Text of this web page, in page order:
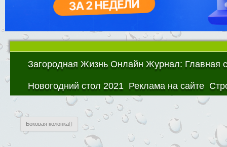
Загородная Жизнь Онлайн Журнал: Главная
Новогодний стол 2021 Реклама на сайте
Боковая колонка